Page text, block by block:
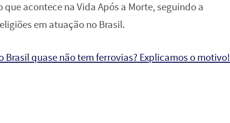
que acontece na Vida Após a Morte, seguindo a
em atuação no Brasil.
Brasil quase não tem ferrovias? Explicamos o motivo!